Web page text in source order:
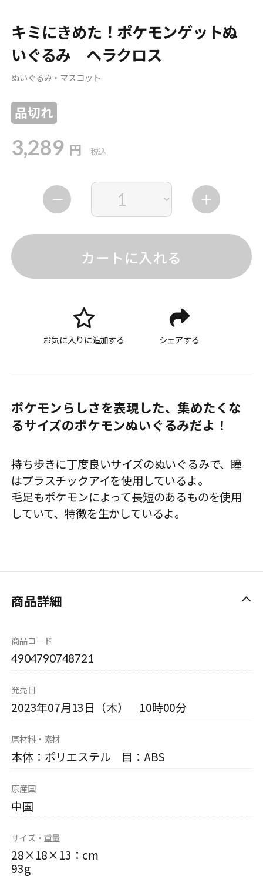
キミにきめた！ポケモンゲットぬ
いぐるみ ヘラクロス
ぬいぐるみ・マスコット
品切れ
3,289 円 税込
カートに入れる
お気に入りに追加する シェアする
ポケモンらしさを表現した、集めたくな
るサイズのポケモンぬいぐるみだよ！
持ち歩きに丁度良いサイズのぬいぐるみで、瞳
はプラスチックアイを使用しているよ。
毛足もポケモンによって長短のあるものを使用
していて、特徴を生かしているよ。
商品詳細
商品コード
4904790748721
発売日
2023年07月13日（木） 10時00分
原材料・素材
本体：ポリエステル 目：ABS
原産国
中国
サイズ・重量
28×18×13：cm
93g